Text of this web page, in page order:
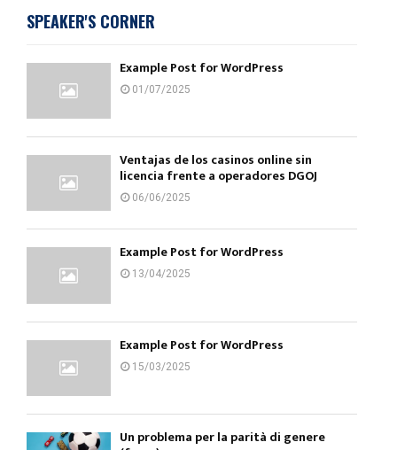
SPEAKER'S CORNER
Example Post for WordPress
01/07/2025
Ventajas de los casinos online sin
licencia frente a operadores DGOJ
06/06/2025
Example Post for WordPress
13/04/2025
Example Post for WordPress
15/03/2025
Un problema per la parità di genere